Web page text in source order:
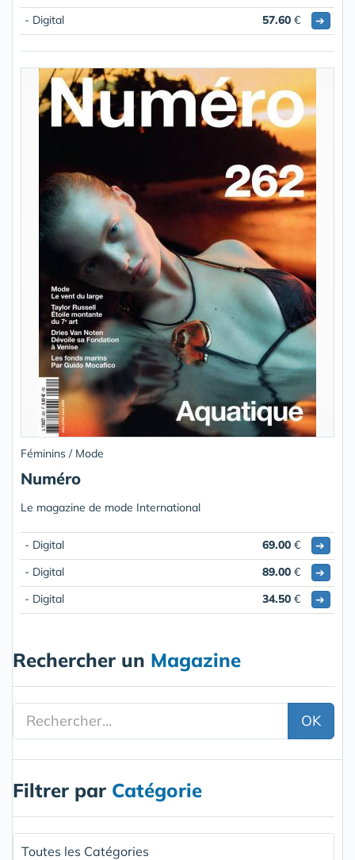
- Digital 57.60 € ➔
Féminins / Mode
Numéro
Le magazine de mode International
- Digital 69.00 €
➔
- Digital
89.00 €
➔
- Digital
34.50 € ➔
Rechercher un Magazine
OK
Filtrer par Catégorie
Toutes les Catégories